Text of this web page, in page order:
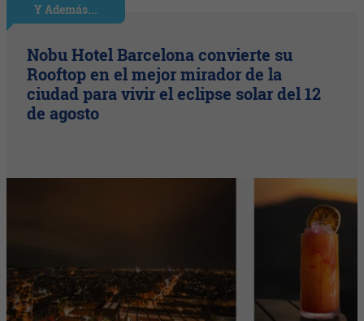
Y Además...
Nobu Hotel Barcelona convierte su
Rooftop en el mejor mirador de la
ciudad para vivir el eclipse solar del 12
de agosto